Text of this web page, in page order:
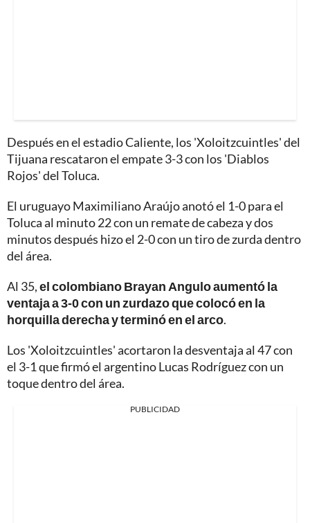
Después en el estadio Caliente, los 'Xoloitzcuintles' del
Tijuana rescataron el empate 3-3 con los 'Diablos
Rojos' del Toluca.
El uruguayo Maximiliano Araújo anotó el 1-0 para el
Toluca al minuto 22 con un remate de cabeza y dos
minutos después hizo el 2-0 con un tiro de zurda dentro
del área.
Al 35,el colombiano Brayan Angulo aumentó la
ventaja a 3-0 con un zurdazo que colocó en la
horquilla derecha y terminó en el arco.
Los 'Xoloitzcuintles' acortaron la desventaja al 47 con
el 3-1 que firmó el argentino Lucas Rodríguez con un
toque dentro del área.
PUBLICIDAD